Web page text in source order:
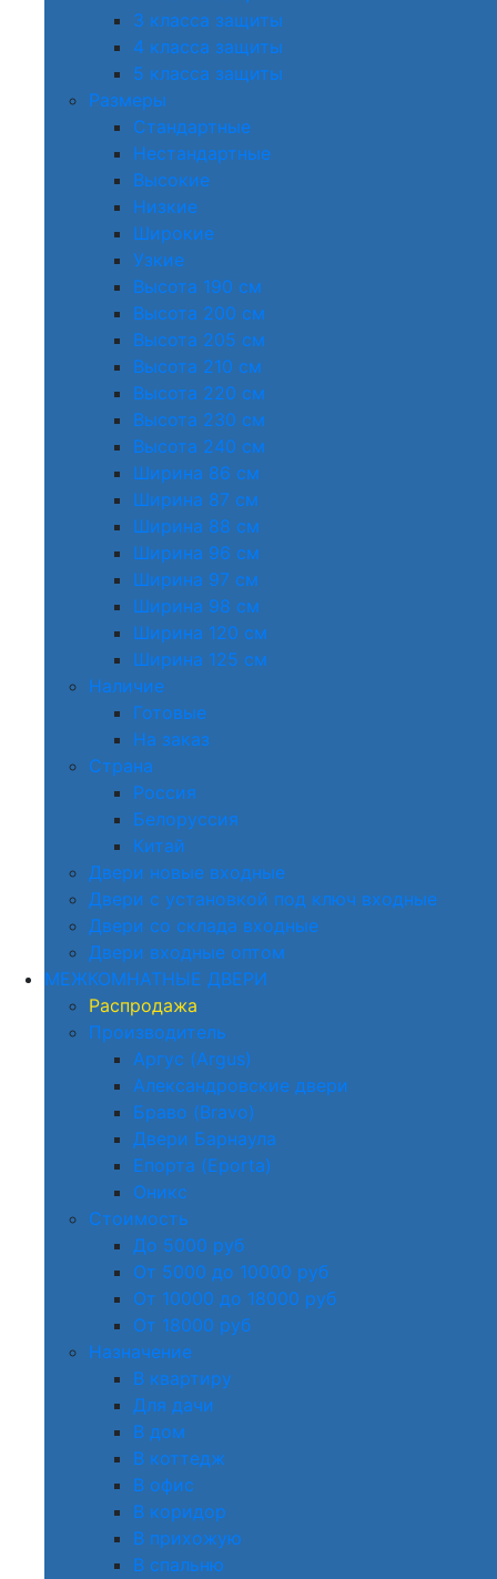
3 класса защиты
4 класса защиты
5 класса защиты
Размеры
Стандартные
Нестандартные
Высокие
Низкие
Широкие
Узкие
Высота 190 см
Высота 200 см
Высота 205 см
Высота 210 см
Высота 220 см
Высота 230 см
Высота 240 см
Ширина 86 см
Ширина 87 см
Ширина 88 см
Ширина 96 см
Ширина 97 см
Ширина 98 см
Ширина 120 см
Ширина 125 см
Наличие
Готовые
На заказ
Страна
Россия
Белоруссия
Китай
Двери новые входные
Двери с установкой под ключ входные
Двери со склада входные
Двери входные оптом
МЕЖКОМНАТНЫЕ ДВЕРИ
Распродажа
Производитель
Аргус (Argus)
Александровские двери
Браво (Bravo)
Двери Барнаула
Епорта (Eporta)
Оникс
Стоимость
До 5000 руб
От 5000 до 10000 руб
От 10000 до 18000 руб
От 18000 руб
Назначение
В квартиру
Для дачи
В дом
В коттедж
В офис
В коридор
В прихожую
В спальню